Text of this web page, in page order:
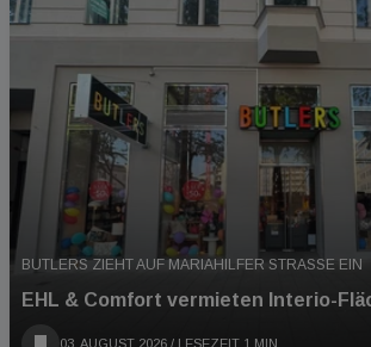
BUTLERS ZIEHT AUF MARIAHILFER STRASSE EIN
EHL & Comfort vermieten Interio-
03. AUGUST 2026 / LESEZEIT 1 MIN